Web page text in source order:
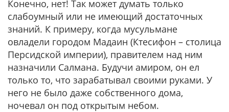
Конечно, нет! Так может думать только
слабоумный или не имеющий достаточных
знаний. К примеру, когда мусульмане
овладели городом Мадаин (Ктесифон – столица
Персидской империи), правителем над ним
назначили Салмана. Будучи амиром, он ел
только то, что зарабатывал своими руками. У
него не было даже собственного дома,
ночевал он под открытым небом.